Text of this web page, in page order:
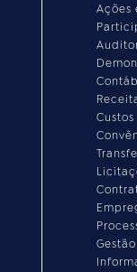
Ações
Custos